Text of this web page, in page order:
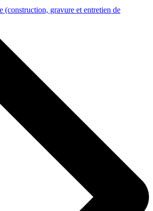
(construction, gravure et entretien de